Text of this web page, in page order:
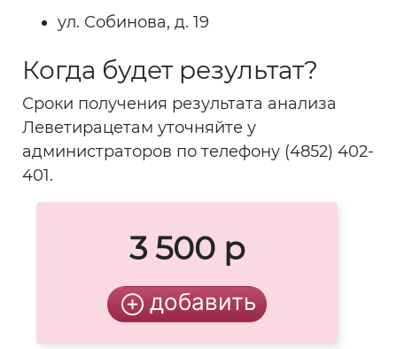
ул. Собинова, д. 19
Когда будет результат?
Сроки получения результата анализа
Леветирацетам уточняйте у
администраторов по телефону (4852) 402-
401.
3 500 р